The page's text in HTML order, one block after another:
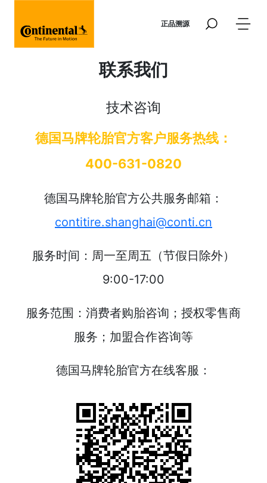
正品溯源
联系我们
技术咨询
德国马牌轮胎官方客户服务热线：
400-631-0820
德国马牌轮胎官方公共服务邮箱：
contitire.shanghai@conti.cn
服务时间：周一至周五（节假日除外）
9:00-17:00
服务范围：消费者购胎咨询；授权零售商
服务；加盟合作咨询等
德国马牌轮胎官方在线客服：